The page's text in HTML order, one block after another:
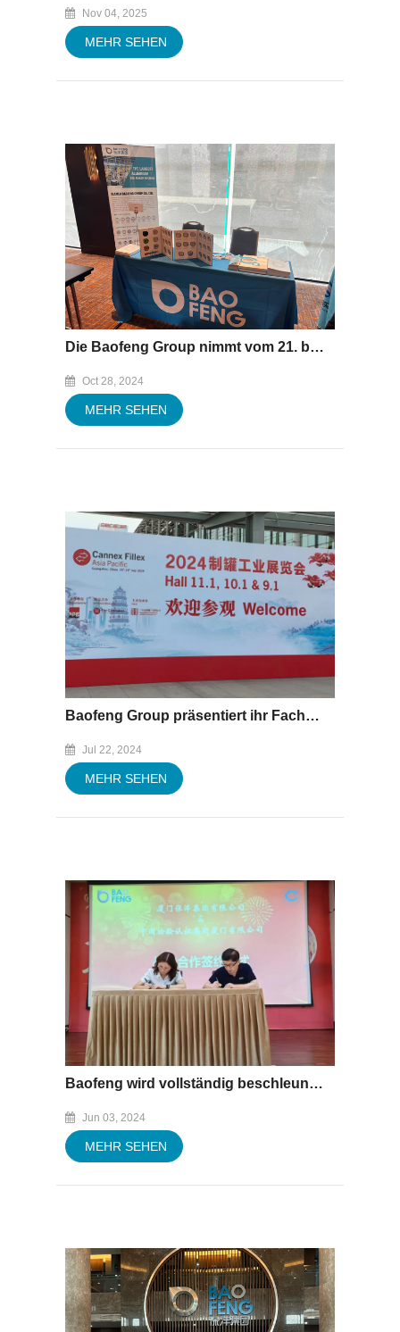
Nov 04, 2025
MEHR SEHEN
Die Baofeng Group nimmt vom 21. bis 23. Oktober 2024 an der „ASIA CANTECH 2024“ in Vietnam teil
Oct 28, 2024
MEHR SEHEN
Baofeng Group präsentiert ihr Fachwissen vom 16. bis 19. Juli 2024 auf der „CANNEX FILLEX“
Jul 22, 2024
MEHR SEHEN
Baofeng wird vollständig beschleunigt und treten in die neue Reise des Zolls AEO Advanced Certification ein!
Jun 03, 2024
MEHR SEHEN